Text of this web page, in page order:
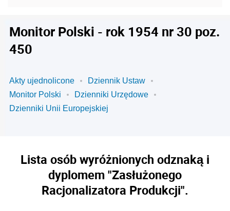
Monitor Polski - rok 1954 nr 30 poz.
450
Akty ujednolicone
Dziennik Ustaw
Monitor Polski
Dzienniki Urzędowe
Dzienniki Unii Europejskiej
Lista osób wyróżnionych odznaką i
dyplomem "Zasłużonego
Racjonalizatora Produkcji".